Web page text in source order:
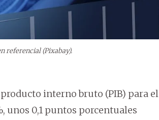
referencial (Pixabay).
interno bruto (PIB) para el
unos 0,1 puntos porcentuales